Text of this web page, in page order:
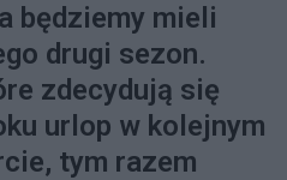
będziemy mieli
drugi sezon.
zdecydują się
urlop w kolejnym
tym razem